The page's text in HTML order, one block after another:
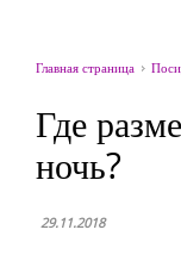
Главная страница
Где
ночь?
29.11.2018